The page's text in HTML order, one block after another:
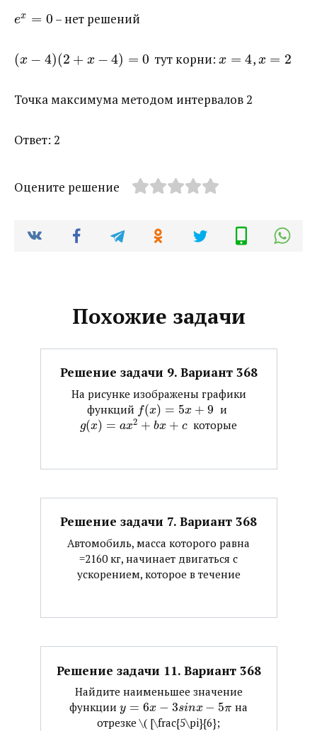
ex = 0 ​ – нет решений
(x − 4)(2 + x − 4) = 0 ​ тут корни: ​x = 4​, ​ x = 2
Точка максимума методом интервалов 2
Ответ: 2
Оцените решение
Похожие задачи
Решение задачи 9. Вариант 368
На рисунке изображены графики
функций ​ f(x) = 5x + 9 ​ и ​
g(x) = ax2 + bx + c ​ которые
Решение задачи 7. Вариант 368
Автомобиль, масса которого равна
=2160 кг, начинает двигаться с
ускорением, которое в течение
Решение задачи 11. Вариант 368
Найдите наименьшее значение
функции ​ y = 6x − 3sinx − 5π ​ на
отрезке ​\( [\frac{5\pi}{6};